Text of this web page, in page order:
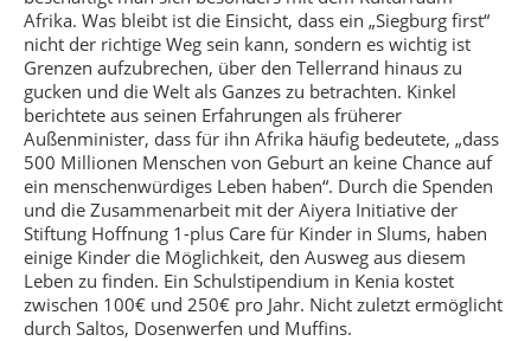
Afrika. Was bleibt ist die Einsicht, dass ein „Siegburg first“
nicht der richtige Weg sein kann, sondern es wichtig ist
Grenzen aufzubrechen, über den Tellerrand hinaus zu
gucken und die Welt als Ganzes zu betrachten. Kinkel
berichtete aus seinen Erfahrungen als früherer
Außenminister, dass für ihn Afrika häufig bedeutete, „dass
500 Millionen Menschen von Geburt an keine Chance auf
ein menschenwürdiges Leben haben“. Durch die Spenden
und die Zusammenarbeit mit der Aiyera Initiative der
Stiftung Hoffnung 1-plus Care für Kinder in Slums, haben
einige Kinder die Möglichkeit, den Ausweg aus diesem
Leben zu finden. Ein Schulstipendium in Kenia kostet
zwischen 100€ und 250€ pro Jahr. Nicht zuletzt ermöglicht
durch Saltos, Dosenwerfen und Muffins.